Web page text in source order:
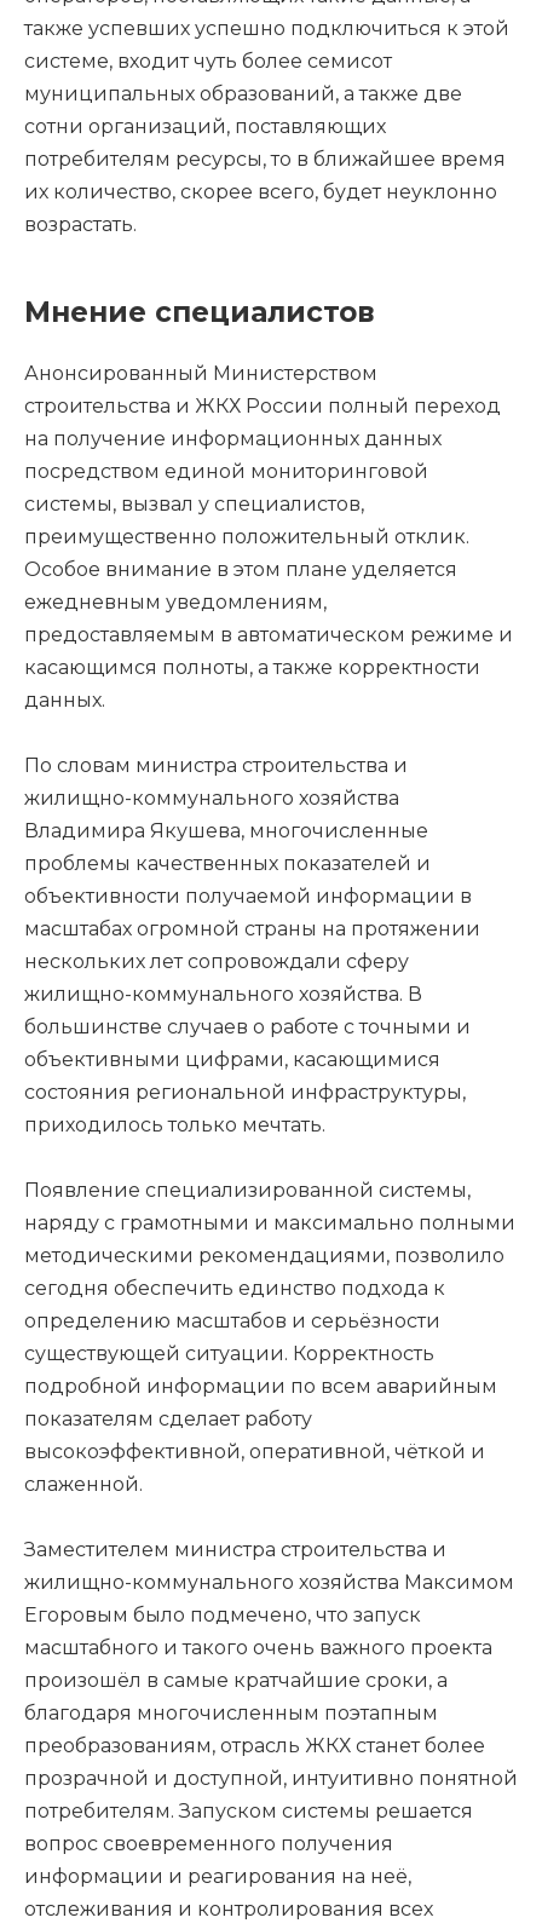
также успевших успешно подключиться к этой
системе, входит чуть более семисот
муниципальных образований, а также две
сотни организаций, поставляющих
потребителям ресурсы, то в ближайшее время
их количество, скорее всего, будет неуклонно
возрастать.
Мнение специалистов
Анонсированный Министерством
строительства и ЖКХ России полный переход
на получение информационных данных
посредством единой мониторинговой
системы, вызвал у специалистов,
преимущественно положительный отклик.
Особое внимание в этом плане уделяется
ежедневным уведомлениям,
предоставляемым в автоматическом режиме и
касающимся полноты, а также корректности
данных.
По словам министра строительства и
жилищно-коммунального хозяйства
Владимира Якушева, многочисленные
проблемы качественных показателей и
объективности получаемой информации в
масштабах огромной страны на протяжении
нескольких лет сопровождали сферу
жилищно-коммунального хозяйства. В
большинстве случаев о работе с точными и
объективными цифрами, касающимися
состояния региональной инфраструктуры,
приходилось только мечтать.
Появление специализированной системы,
наряду с грамотными и максимально полными
методическими рекомендациями, позволило
сегодня обеспечить единство подхода к
определению масштабов и серьёзности
существующей ситуации. Корректность
подробной информации по всем аварийным
показателям сделает работу
высокоэффективной, оперативной, чёткой и
слаженной.
Заместителем министра строительства и
жилищно-коммунального хозяйства Максимом
Егоровым было подмечено, что запуск
масштабного и такого очень важного проекта
произошёл в самые кратчайшие сроки, а
благодаря многочисленным поэтапным
преобразованиям, отрасль ЖКХ станет более
прозрачной и доступной, интуитивно понятной
потребителям. Запуском системы решается
вопрос своевременного получения
информации и реагирования на неё,
отслеживания и контролирования всех